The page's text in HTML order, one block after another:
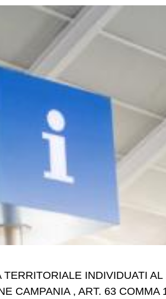
INDIVIDUATI AL
CAMPANIA , ART. 63 COMMA